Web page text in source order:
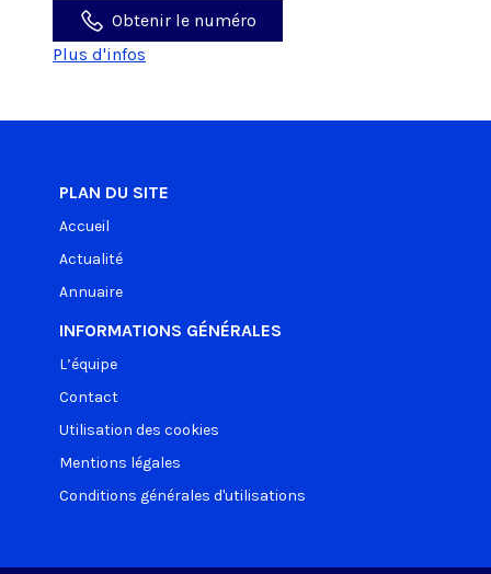
Obtenir le numéro
Plus d'infos
PLAN DU SITE
Accueil
Actualité
Annuaire
INFORMATIONS GÉNÉRALES
L’équipe
Contact
Utilisation des cookies
Mentions légales
Conditions générales d'utilisations